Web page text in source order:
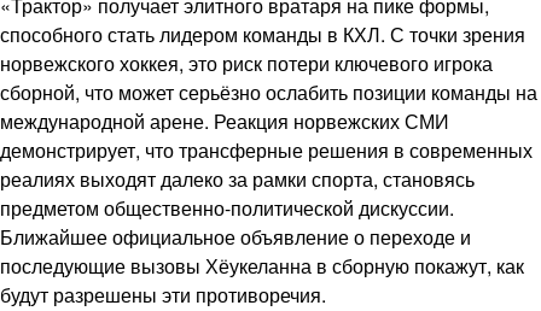
«Трактор» получает элитного вратаря на пике формы,
способного стать лидером команды в КХЛ. С точки зрения
норвежского хоккея, это риск потери ключевого игрока
сборной, что может серьёзно ослабить позиции команды на
международной арене. Реакция норвежских СМИ
демонстрирует, что трансферные решения в современных
реалиях выходят далеко за рамки спорта, становясь
предметом общественно-политической дискуссии.
Ближайшее официальное объявление о переходе и
последующие вызовы Хёукеланна в сборную покажут, как
будут разрешены эти противоречия.